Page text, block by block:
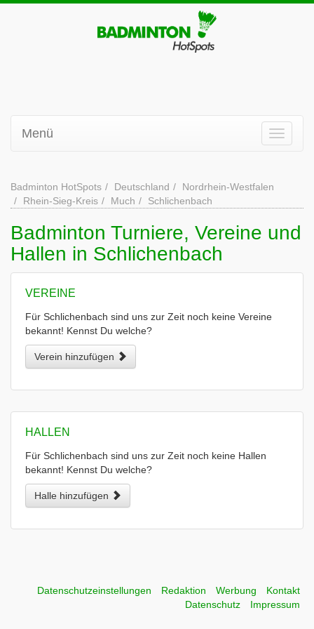
Menü
Badminton HotSpots Deutschland
Nordrhein-Westfalen
Rhein-Sieg-Kreis
Much Schlichenbach
Badminton Turniere, Vereine und
Hallen in Schlichenbach
VEREINE
Für Schlichenbach sind uns zur Zeit noch keine Vereine
bekannt! Kennst Du welche?
Verein hinzufügen
HALLEN
Für Schlichenbach sind uns zur Zeit noch keine Hallen
bekannt! Kennst Du welche?
Halle hinzufügen
Datenschutzeinstellungen Redaktion Werbung
Kontakt
Datenschutz
Impressum